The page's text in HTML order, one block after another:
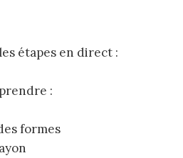
étapes en direct :
:
formes